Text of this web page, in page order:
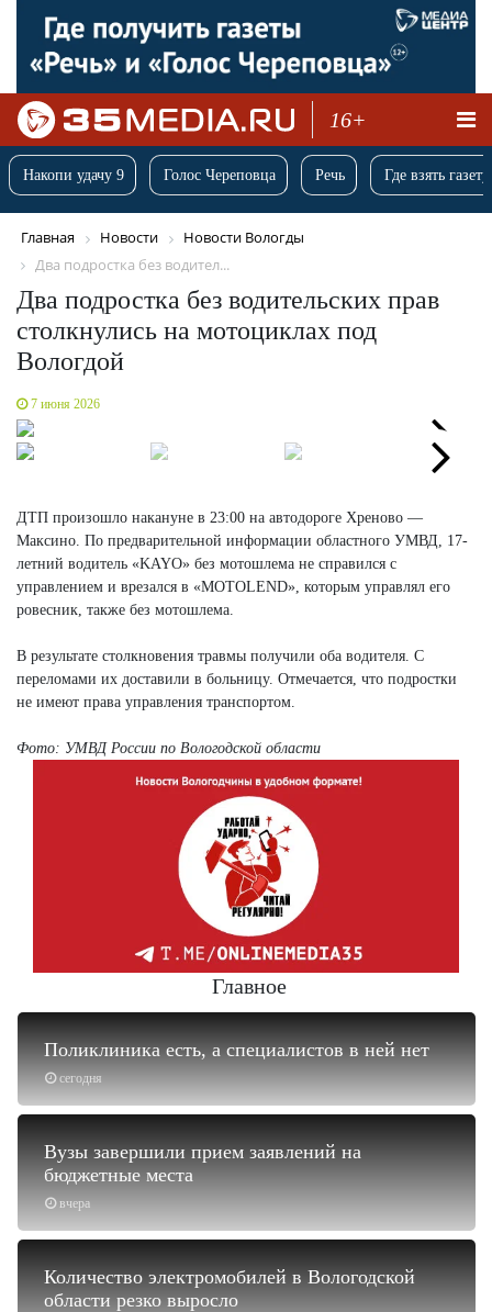
16+
Накопи удачу 9 Голос Череповца Речь Где взять
Главная Новости
Новости Вологды
Два подростка без водител...
Два подростка без водительских прав
столкнулись на мотоциклах под
Вологдой
7 июня 2026
Next
ДТП произошло накануне в 23:00 на автодороге Хреново —
Максино. По предварительной информации областного УМВД, 17-
летний водитель «KAYO» без мотошлема не справился с
управлением и врезался в «MOTOLEND», которым управлял его
ровесник, также без мотошлема.
В результате столкновения травмы получили оба водителя. С
переломами их доставили в больницу. Отмечается, что подростки
не имеют права управления транспортом.
Фото: УМВД России по Вологодской области
Главное
сегодня
Поликлиника есть, а специалистов в ней нет
вчера
Вузы завершили прием заявлений на
бюджетные места
Количество электромобилей в Вологодской
области резко выросло